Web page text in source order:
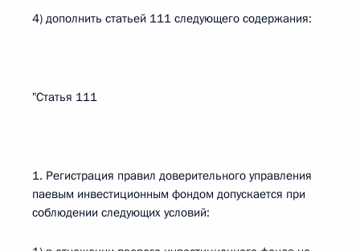
4) дополнить статьей 111 следующего содержания:
"Статья 111
1. Регистрация правил доверительного управления
паевым инвестиционным фондом допускается при
соблюдении следующих условий: